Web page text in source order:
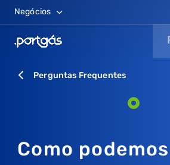
Negócios
Perguntas Frequentes
Como